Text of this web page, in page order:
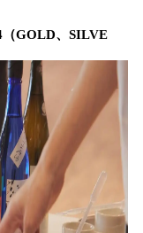
（GOLD、SILVE